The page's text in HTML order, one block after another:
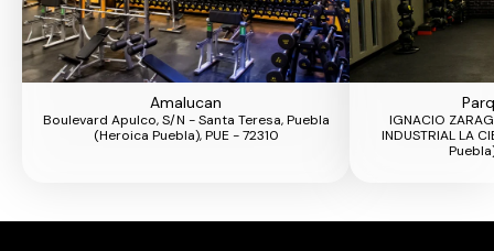
Amalucan
Boulevard Apulco, S/N - Santa Teresa, Puebla
(Heroica Puebla), PUE - 72310
IGNACIO
INDUSTRIAL LA